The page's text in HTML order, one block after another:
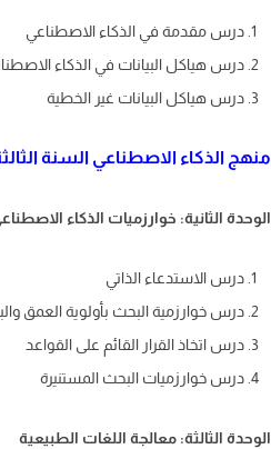
درس مقدمة في الذكاء الاصطناعي
درس هياكل البيانات في الذكاء
درس هياكل البيانات غير الخطية
منهج الذكاء الاصطناعي السنة
الوحدة الثانية: خوارزميات الذكاء
درس الاستدعاء الذاتي
درس خوارزمية البحث بأولوية العمق
درس اتخاذ القرار القائم على القواعد
درس خوارزميات البحث المستنيرة
الوحدة الثالثة: معالجة اللغات الطبيعية